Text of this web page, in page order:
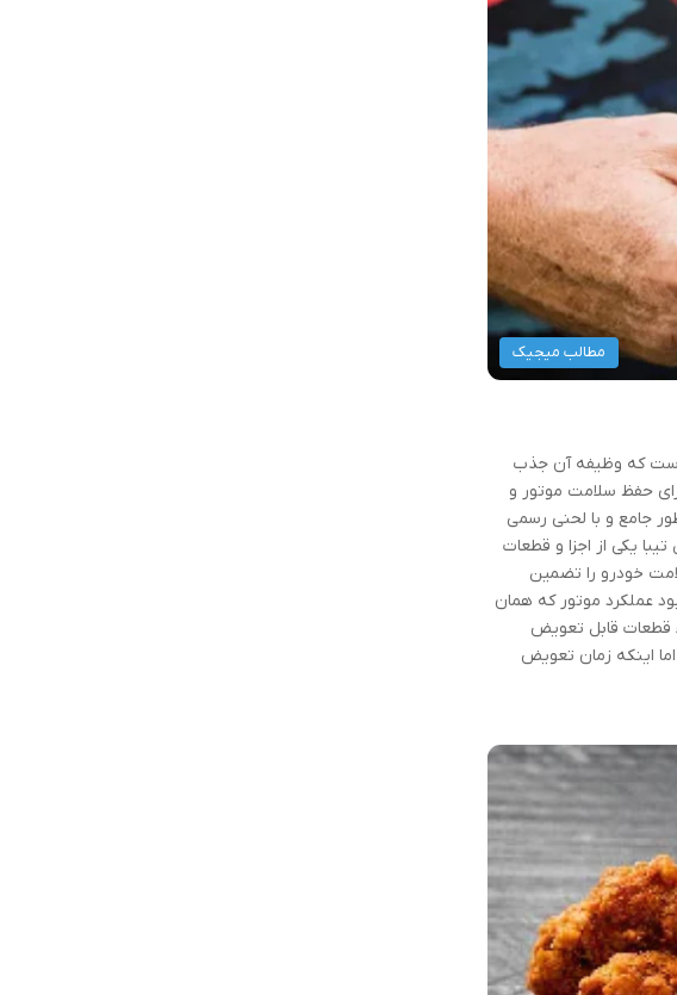
مطالب میجیک
که وظیفه آن جذب
حفظ سلامت موتور و
جامع و با لحنی رسمی
یکی از اجزا و قطعات
خودرو را تضمین
عملکرد موتور که همان
قطعات قابل تعویض
اینکه زمان تعویض